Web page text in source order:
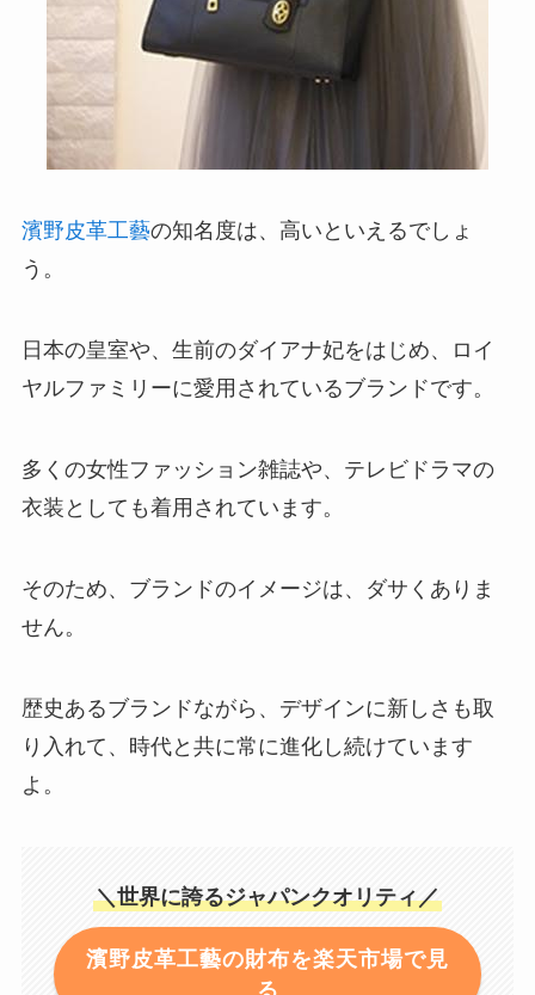
濱野皮革工藝の知名度は、高いといえるでしょ
う。
日本の皇室や、生前のダイアナ妃をはじめ、ロイ
ヤルファミリーに愛用されているブランドです。
多くの女性ファッション雑誌や、テレビドラマの
衣装としても着用されています。
そのため、ブランドのイメージは、ダサくありま
せん。
歴史あるブランドながら、デザインに新しさも取
り入れて、時代と共に常に進化し続けています
よ。
＼世界に誇るジャパンクオリティ／
濱野皮革工藝の財布を楽天市場で見
る